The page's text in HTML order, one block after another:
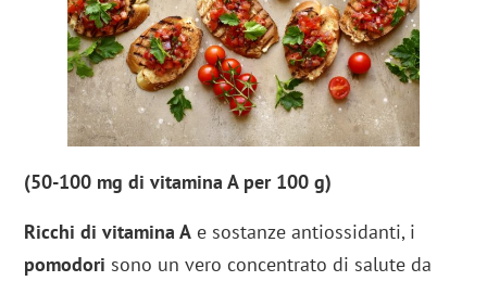
(50-100 mg di vitamina A per 100 g)
Ricchi di vitamina A e sostanze antiossidanti, i
pomodori sono un vero concentrato di salute da